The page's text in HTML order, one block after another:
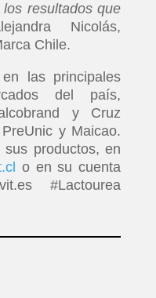
resultados que
Nicolás,
Chile.
las principales
del país,
y Cruz
y Maicao.
productos, en
o en su cuenta
#Lactourea